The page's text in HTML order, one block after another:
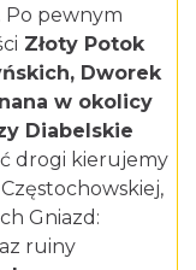
Po pewnym
Złoty Potok
, Dworek
w okolicy
Diabelskie
drogi kierujemy
Gniazd:
ruiny